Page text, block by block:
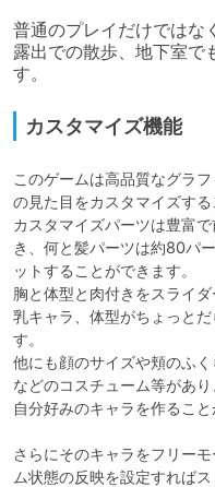
普通のプレイだけではな
露出での散歩、地下室で
す。
カスタマイズ機能
このゲームは高品質なグラ
の見た目をカスタマイズする
カスタマイズパーツは豊富
き、何と髪パーツは約80パ
ットすることができます。
胸と体型と肉付きをスライ
乳キャラ、体型がちょっと
す。
他にも顔のサイズや頬のふ
などのコスチューム等があ
自分好みのキャラを作ること
さらにそのキャラをフリー
ム状態の反映を設定すれば